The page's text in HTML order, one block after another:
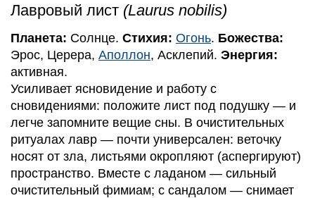
Лавровый лист (Laurus nobilis)
Планета: Солнце. Стихия: Огонь. Божества:
Эрос, Церера, Аполлон, Асклепий. Энергия:
активная.
Усиливает ясновидение и работу с
сновидениями: положите лист под подушку — и
легче запомните вещие сны. В очистительных
ритуалах лавр — почти универсален: веточку
носят от зла, листьями окропляют (аспергируют)
пространство. Вместе с ладаном — сильный
очистительный фимиам; с сандалом — снимает